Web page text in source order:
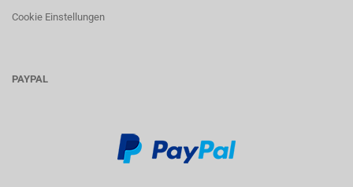
Cookie Einstellungen
PAYPAL